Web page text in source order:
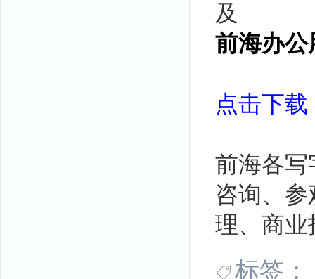
及
前海办公
点击下载
前海各写
咨询、参
理、商业
标签：